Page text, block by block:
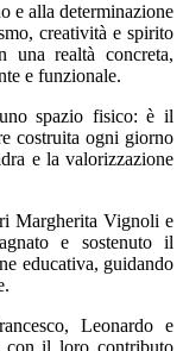
e alla determinazione
creatività e spirito
una realtà concreta,
e funzionale.
spazio fisico: è il
costruita ogni giorno
e la valorizzazione
Margherita Vignoli e
e sostenuto il
educativa, guidando
Leonardo e